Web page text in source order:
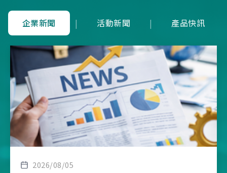
企業新聞 | 活動新聞 | 產品快訊
2026/08/05